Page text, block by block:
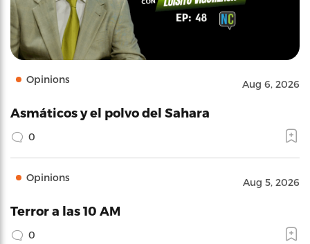
Opinions Aug 6, 2026
Asmáticos y el polvo del Sahara
0
Opinions Aug 5, 2026
Terror a las 10 AM
0